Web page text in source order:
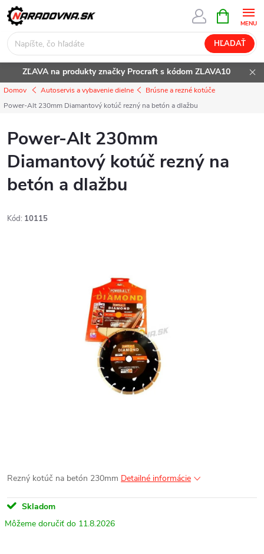
Prejsť
na
obsah
HĽADAŤ
KOŠÍK
ZĽAVA na produkty značky Procraft s kódom ZLAVA10
Domov Autoservis a vybavenie dielne
Brúsne a rezné kotúče
Power-Alt 230mm Diamantový kotúč rezný na betón a dlažbu
Power-Alt 230mm
Diamantový kotúč rezný na
betón a dlažbu
Kód: 10115
Rezný kotúč na betón 230mm Detailné informácie
Skladom
11.8.2026